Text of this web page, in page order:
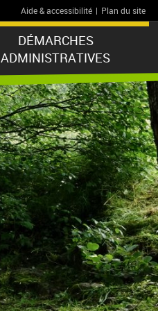
Aide & accessibilité | Plan du site
DÉMARCHES
ADMINISTRATIVES